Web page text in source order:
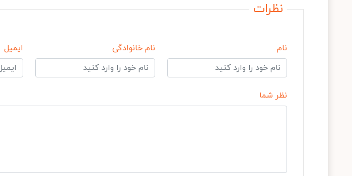
نظرات
نام نام خانوادگی ایمیل
نظر شما